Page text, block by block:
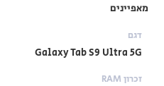
מאפיינים
דגם
Galaxy Tab S9 Ultra 5G
זכרון RAM